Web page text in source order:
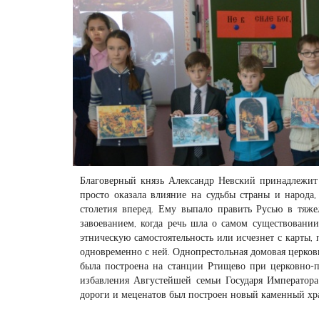
Благоверный князь Александр Невский
просто оказала влияние на судьбы страны и
столетия вперед. Ему выпало править Русью в
завоеванием, когда речь шла о самом
этническую самостоятельность или исчезнет с
одновременно с ней. Однопрестольная домовая
была построена на станции Ртищево при церковно-
избавления Августейшей семьи Государя
дороги и меценатов был построен новый каменный